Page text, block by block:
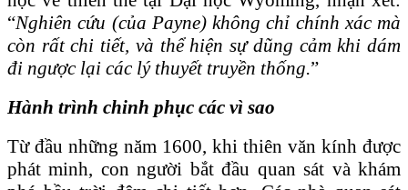
“Nghiên cứu (của Payne) không chỉ chính xác mà
còn rất chi tiết, và thể hiện sự dũng cảm khi dám
đi ngược lại các lý thuyết truyền thống.”
Hành trình chinh phục các vì sao
Từ đầu những năm 1600, khi thiên văn kính được
phát minh, con người bắt đầu quan sát và khám